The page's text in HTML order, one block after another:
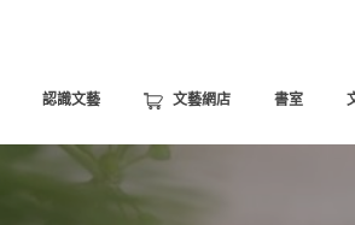
認識文藝 文藝網店 書室